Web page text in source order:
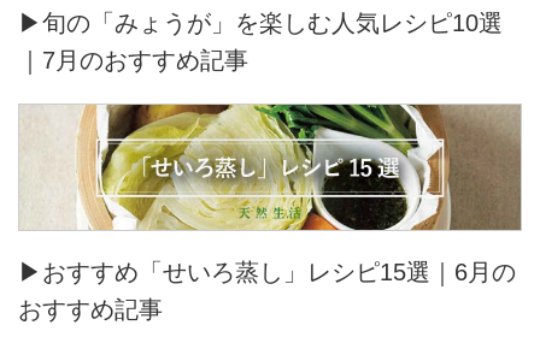
▶旬の「みょうが」を楽しむ人気レシピ10選
｜7月のおすすめ記事
▶おすすめ「せいろ蒸し」レシピ15選｜6月の
おすすめ記事